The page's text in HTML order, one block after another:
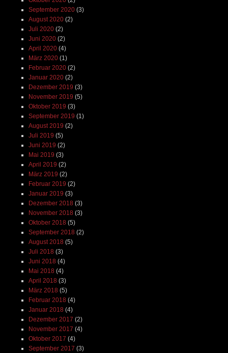
September 2020(3)
August 2020(2)
Juli 2020(2)
Juni 2020(2)
April 2020(4)
März 2020(1)
Februar 2020(2)
Januar 2020(2)
Dezember 2019 (3)
November 2019 (5)
Oktober 2019 (3)
September 2019 (1)
August 2019 (2)
Juli 2019 (5)
Juni 2019 (2)
Mai 2019 (3)
April 2019 (2)
März 2019 (2)
Februar 2019 (2)
Januar 2019 (3)
Dezember 2018 (3)
November 2018 (3)
Oktober 2018 (5)
September 2018 (2)
August 2018 (5)
Juli 2018 (3)
Juni 2018 (4)
Mai 2018 (4)
April 2018 (3)
März 2018 (5)
Februar 2018 (4)
Januar 2018 (4)
Dezember 2017 (2)
November 2017 (4)
Oktober 2017 (4)
September 2017 (3)